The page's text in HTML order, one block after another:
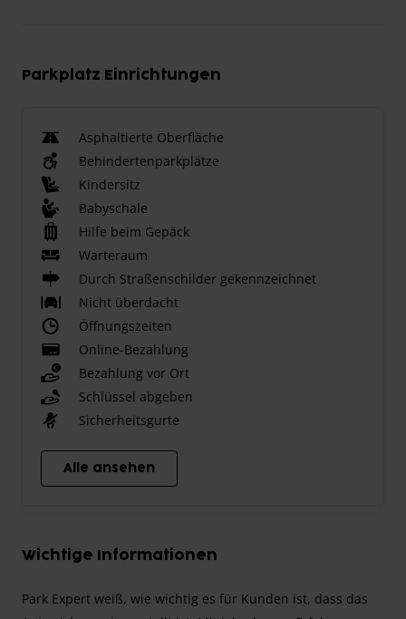
Parkplatz Einrichtungen
Asphaltierte Oberfläche
Behindertenparkplätze
Kindersitz
Babyschale
Hilfe beim Gepäck
Warteraum
Durch Straßenschilder gekennzeichnet
Nicht überdacht
Öffnungszeiten
Online-Bezahlung
Bezahlung vor Ort
Schlüssel abgeben
Sicherheitsgurte
Alle ansehen
Wichtige Informationen
Park Expert weiß, wie wichtig es für Kunden ist, dass das